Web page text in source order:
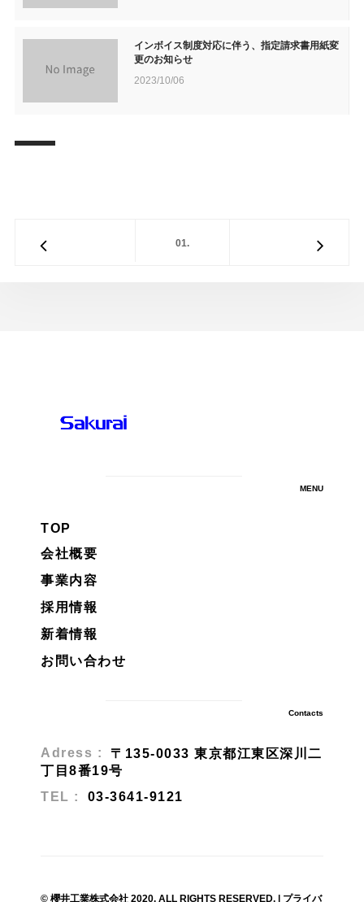
インボイス制度対応に伴う、指定請求書用紙変
更のお知らせ
2023/10/06
01.
MENU
TOP
会社概要
事業内容
採用情報
新着情報
お問い合わせ
Contacts
Adress :
〒135-0033 東京都江東区深川二
丁目8番19号
TEL :
03-3641-9121
© 櫻井工業株式会社 2020. ALL RIGHTS RESERVED. | プライバ